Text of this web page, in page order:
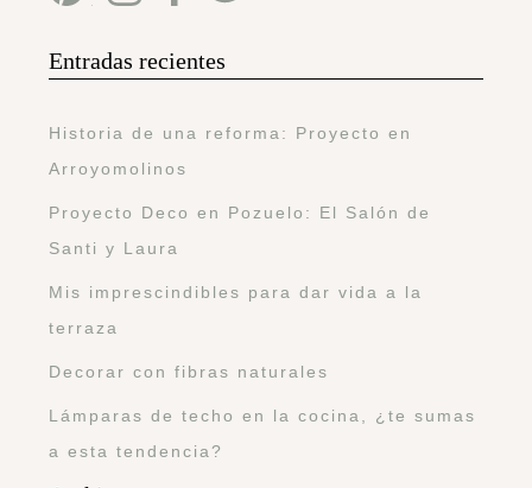
Entradas recientes
Historia de una reforma: Proyecto en
Arroyomolinos
Proyecto Deco en Pozuelo: El Salón de
Santi y Laura
Mis imprescindibles para dar vida a la
terraza
Decorar con fibras naturales
Lámparas de techo en la cocina, ¿te sumas
a esta tendencia?